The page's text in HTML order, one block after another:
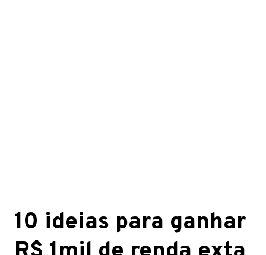
10 ideias para ganhar